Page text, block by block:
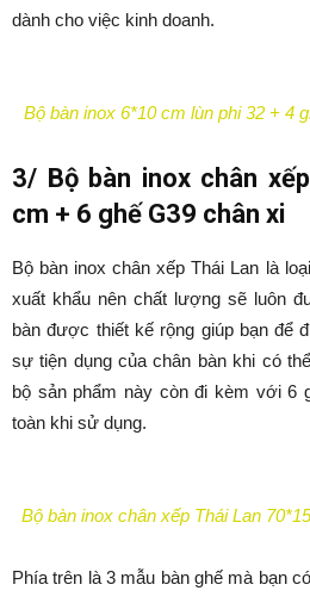
dành cho việc kinh doanh.
Bộ bàn inox 6*10 cm lùn phi 32 + 4
3/ Bộ bàn inox chân
cm + 6 ghế G39 chân xi
Bộ bàn inox chân xếp Thái Lan là
xuất khẩu nên chất lượng sẽ luôn
bàn được thiết kế rộng giúp bạn để
sự tiện dụng của chân bàn khi có
bộ sản phẩm này còn đi kèm với 6
toàn khi sử dụng.
Bộ bàn inox chân xếp Thái Lan
Phía trên là 3 mẫu bàn ghế mà bạn